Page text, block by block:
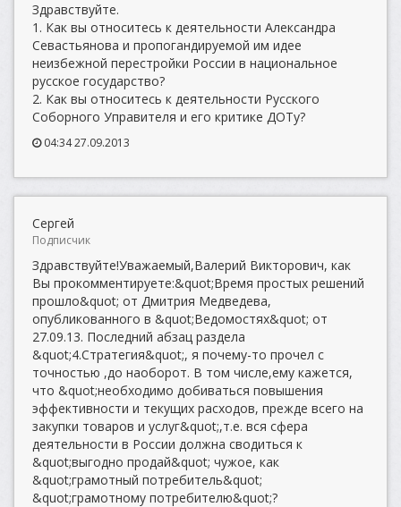
Здравствуйте.
1. Как вы относитесь к деятельности Александра
Севастьянова и пропогандируемой им идее
неизбежной перестройки России в национальное
русское государство?
2. Как вы относитесь к деятельности Русского
Cоборного Управителя и его критике ДОТу?
04:34 27.09.2013
Сергей
Подписчик
Здравствуйте!Уважаемый,Валерий Викторович, как
Вы прокомментируете:&quot;Время простых решений
прошло&quot; от Дмитрия Медведева,
опубликованного в &quot;Ведомостях&quot; от
27.09.13. Последний абзац раздела
&quot;4.Стратегия&quot;, я почему-то прочел с
точностью ,до наоборот. В том числе,ему кажется,
что &quot;необходимо добиваться повышения
эффективности и текущих расходов, прежде всего на
закупки товаров и услуг&quot;,т.е. вся сфера
деятельности в России должна сводиться к
&quot;выгодно продай&quot; чужое, как
&quot;грамотный потребитель&quot;
&quot;грамотному потребителю&quot;?